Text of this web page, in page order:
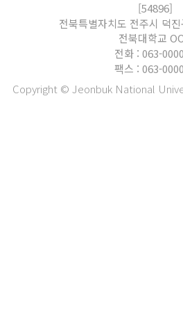
[54896]
전북특별자치도 전주시 덕
전북대학교
전화 : 063-
팩스 : 063-
Copyright © Jeonbuk National